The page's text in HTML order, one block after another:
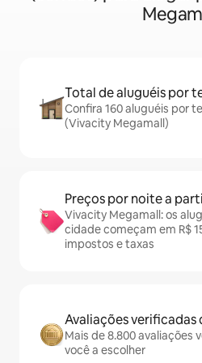
Total de aluguéis por
Confira 160 aluguéis por
(Vivacity Megamall)
Preços por noite a
Vivacity Megamall: os
cidade começam em R$
impostos e taxas
Avaliações verificadas
Mais de 8.800 avaliações
você a escolher